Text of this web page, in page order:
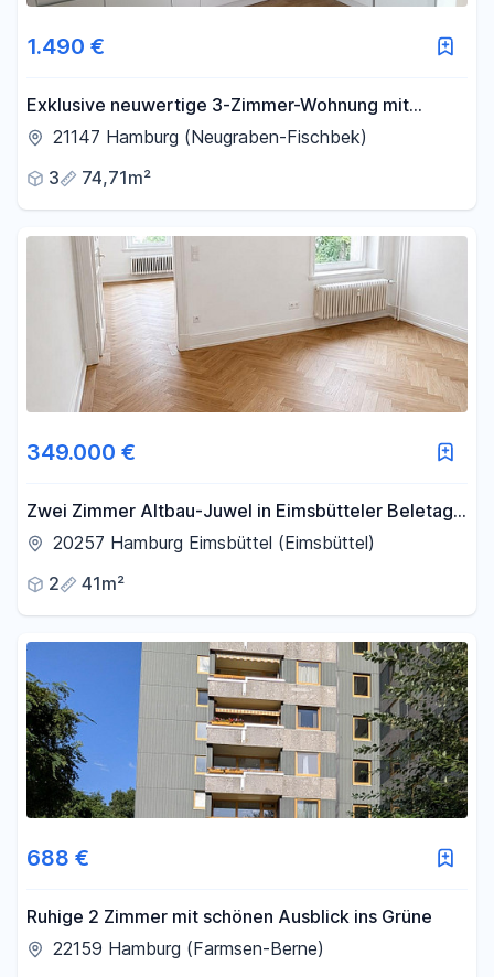
1.490 €
Exklusive neuwertige 3-Zimmer-Wohnung mit
schönem Balkon von PRIVAT!
21147 Hamburg (Neugraben-Fischbek)
3
74,71m²
349.000 €
Zwei Zimmer Altbau-Juwel in Eimsbütteler Beletage
- Provisonsfrei
20257 Hamburg Eimsbüttel (Eimsbüttel)
2
41m²
688 €
Ruhige 2 Zimmer mit schönen Ausblick ins Grüne
22159 Hamburg (Farmsen-Berne)